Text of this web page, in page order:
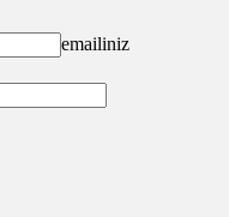
emailiniz